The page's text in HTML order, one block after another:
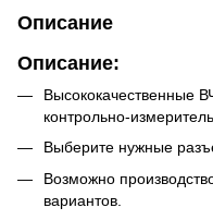
Описание
Описание:
Высококачественные
контрольно-
Выберите нужные
Возможно
вариантов.